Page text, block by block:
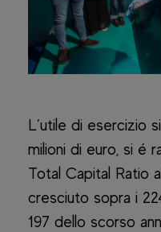
L’utile di esercizio
milioni di euro, si é
Total Capital Ratio
cresciuto sopra i
197 dello scorso